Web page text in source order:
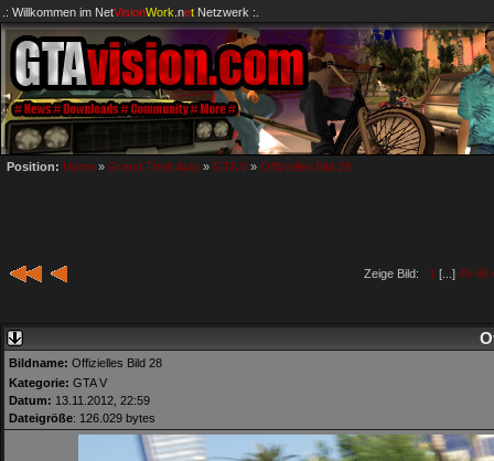
.: Willkommen im NetVisionWork .netNetzwerk :.
Position: Home » Grand Theft Auto » GTA V » Offizielles Bild 28
Zeige Bild: 1 [...] 45 46
Bildname: Offizielles Bild 28
Kategorie: GTA V
Datum: 13.11.2012, 22:59
Dateigröße: 126.029 bytes